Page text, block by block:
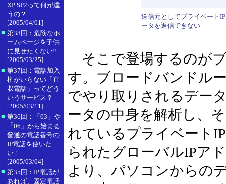
XP SP2って何が違
うの？
[2005/04/01]
■ 第38回：危険なホ
ームページを子供
に見せたくない!!
[2005/03/25]
■ 第37回：電話加入
権がいらない「直
収電話」ってどう
いうサービス？
[2005/03/11]
■ 第36回：「03」や
「06」から始まる
普通の電話番号の
IP電話を使いた
い！
[2005/03/04]
■ 第35回：IP電話が
あれば、固定電話
送信元としてプライベート
ータを返信できない
そこで登場するのが
す。ブロードバンドル
でやり取りされるデー
ータの中身を解析し、
れているプライベート
られたグローバルIPア
より、パソコンからの